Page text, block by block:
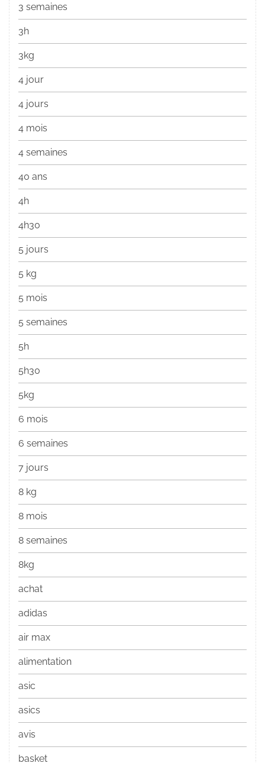
3 semaines
3h
3kg
4 jour
4 jours
4 mois
4 semaines
40 ans
4h
4h30
5 jours
5 kg
5 mois
5 semaines
5h
5h30
5kg
6 mois
6 semaines
7 jours
8 kg
8 mois
8 semaines
8kg
achat
adidas
air max
alimentation
asic
asics
avis
basket